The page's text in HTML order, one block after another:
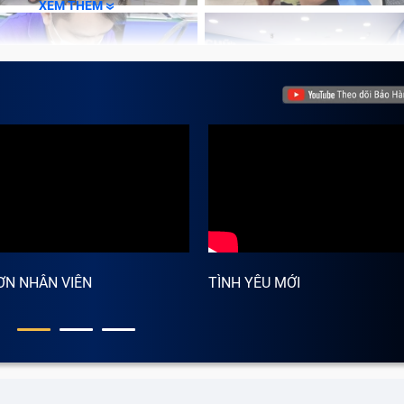
bạn xử lý dữ liệu một cách nhanh chóng mà tốc độ
dấu hiệu thường xuyên xuất hiện khi RAM bị hỏng hoặc
động của Laptop giảm mạnh, cũng có thể là một dấu
XEM THÊM
NHÂN VIÊN TÌNH YÊU MỚI